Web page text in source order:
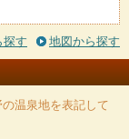
探す 地図から探す
温泉地を表記して